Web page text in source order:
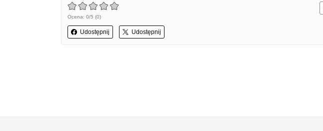
Ocena: 0/5 (0)
Udostępnij Udostępnij